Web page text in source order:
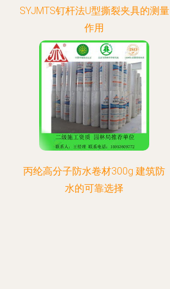
SYJMTS钉杆法U型撕裂夹具的测量
作用
丙纶高分子防水卷材300g 建筑防
水的可靠选择